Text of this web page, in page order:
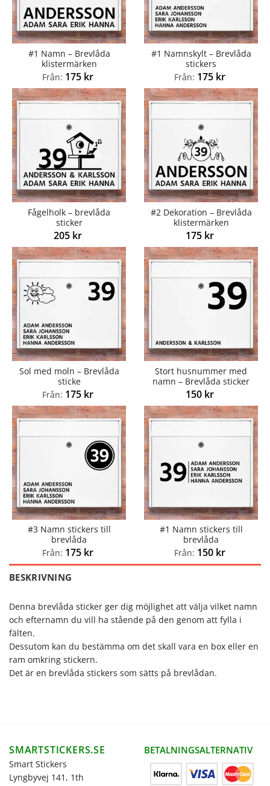
#1 Namn – Brevlåda
klistermärken
Från: 175 kr
#1 Namnskylt – Brevlåda
stickers
Från: 175 kr
Fågelholk – brevlåda
sticker
205 kr
#2 Dekoration – Brevlåda
klistermärken
175 kr
Sol med moln – Brevlåda
sticke
Från: 175 kr
Stort husnummer med
namn – Brevlåda sticker
150 kr
#3 Namn stickers till
brevlåda
Från: 175 kr
#1 Namn stickers till
brevlåda
Från: 150 kr
BESKRIVNING
Denna brevlåda sticker ger dig möjlighet att välja vilket namn
och efternamn du vill ha stående på den genom att fylla i
fälten.
Dessutom kan du bestämma om det skall vara en box eller en
ram omkring stickern.
Det är en brevlåda stickers som sätts på brevlådan.
SMARTSTICKERS.SE
Smart Stickers
Lyngbyvej 141, 1th
BETALNINGSALTERNATIV